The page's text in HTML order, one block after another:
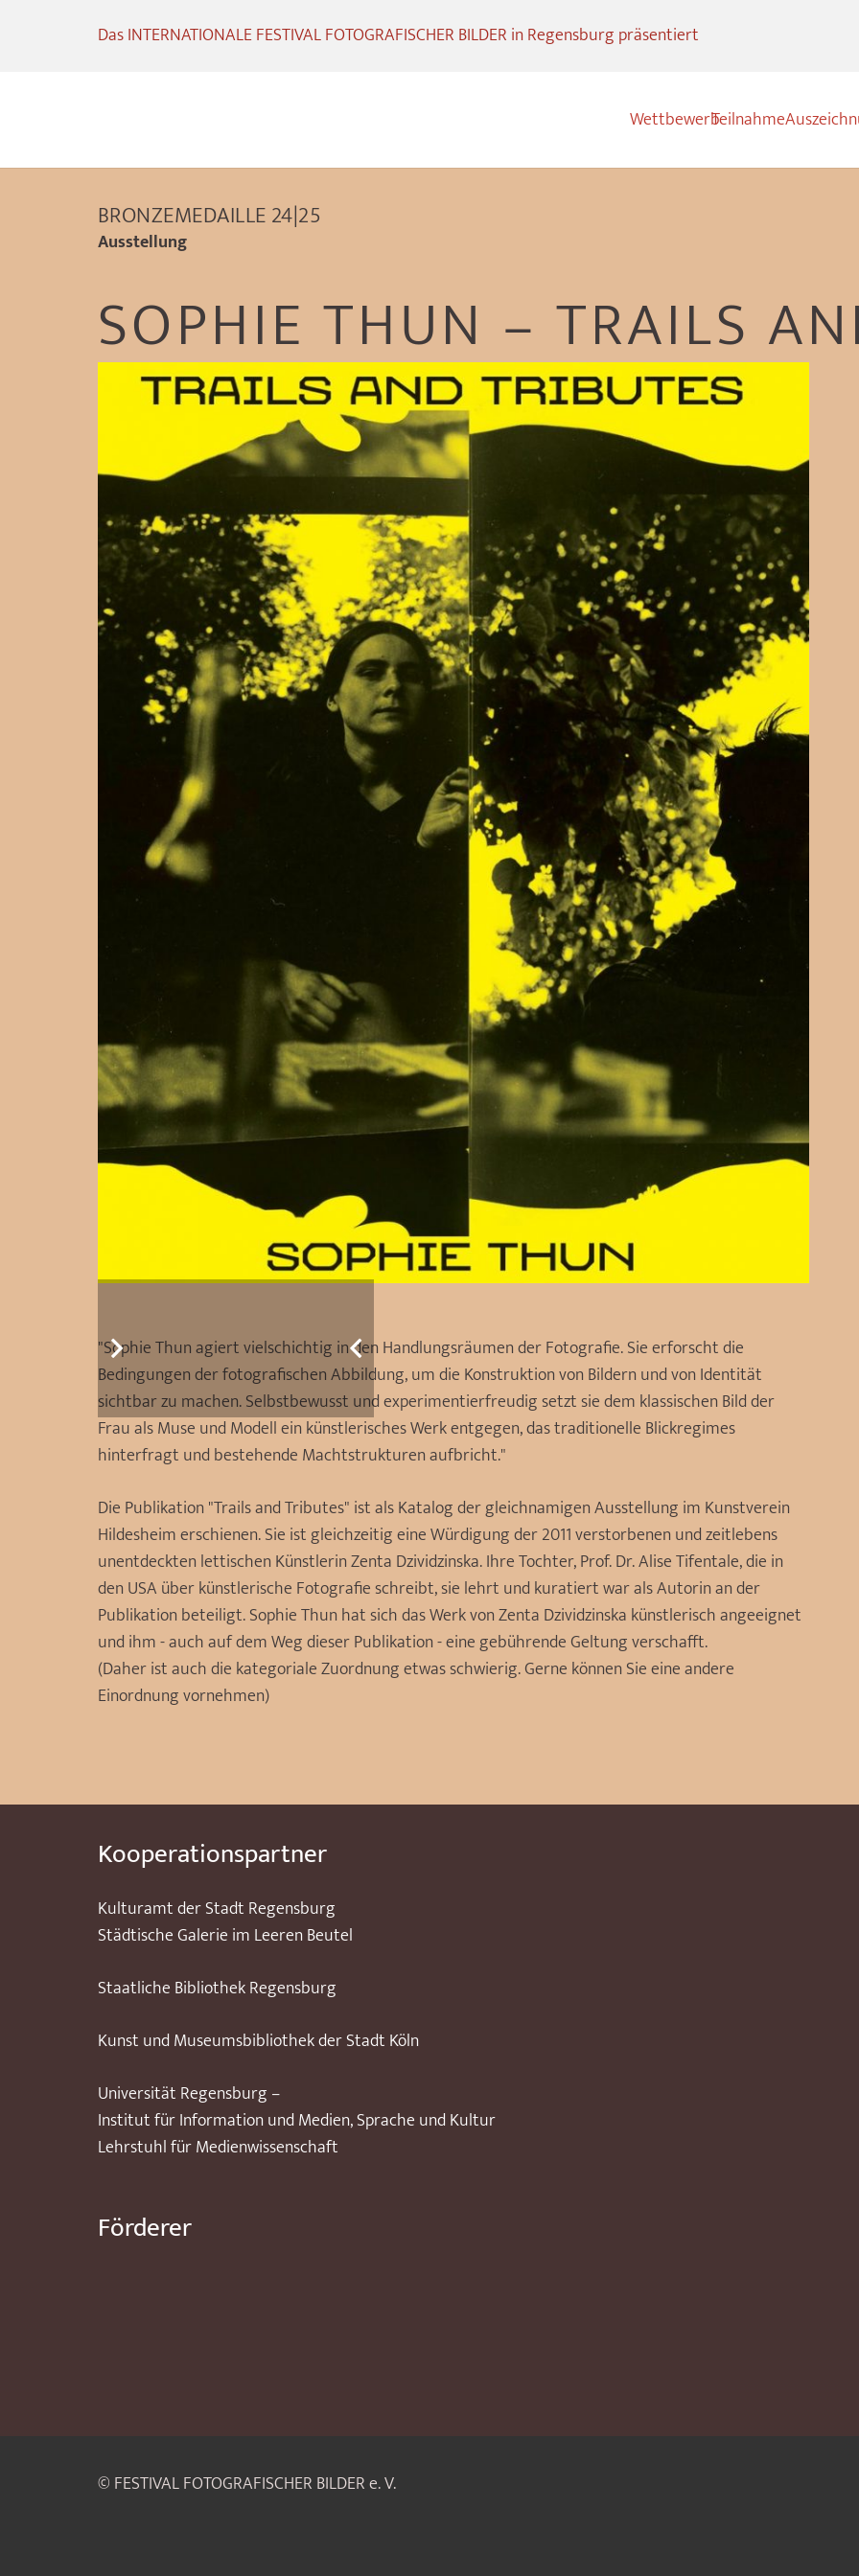
Das INTERNATIONALE FESTIVAL FOTOGRAFISCHER BILDER in Regensburg präsentiert
WettbewerbTeilnahme
BRONZEMEDAILLE 24|25
Ausstellung
SOPHIE THUN – TRAILS
"Sophie Thun agiert vielschichtig in den Handlungsräumen der Fotografie. Sie erforscht die
Bedingungen der fotografischen Abbildung, um die Konstruktion von Bildern und von Identität
sichtbar zu machen. Selbstbewusst und experimentierfreudig setzt sie dem klassischen Bild der
Frau als Muse und Modell ein künstlerisches Werk entgegen, das traditionelle Blickregimes
hinterfragt und bestehende Machtstrukturen aufbricht."
Die Publikation "Trails and Tributes" ist als Katalog der gleichnamigen Ausstellung im Kunstverein
Hildesheim erschienen. Sie ist gleichzeitig eine Würdigung der 2011 verstorbenen und zeitlebens
unentdeckten lettischen Künstlerin Zenta Dzividzinska. Ihre Tochter, Prof. Dr. Alise Tifentale, die in
den USA über künstlerische Fotografie schreibt, sie lehrt und kuratiert war als Autorin an der
Publikation beteiligt. Sophie Thun hat sich das Werk von Zenta Dzividzinska künstlerisch angeeignet
und ihm - auch auf dem Weg dieser Publikation - eine gebührende Geltung verschafft.
(Daher ist auch die kategoriale Zuordnung etwas schwierig. Gerne können Sie eine andere
Einordnung vornehmen)
Kooperationspartner
Kulturamt der Stadt Regensburg
Städtische Galerie im Leeren Beutel
Staatliche Bibliothek Regensburg
Kunst und Museumsbibliothek der Stadt Köln
Universität Regensburg –
Institut für Information und Medien, Sprache und Kultur
Lehrstuhl für Medienwissenschaft
Förderer
© FESTIVAL FOTOGRAFISCHER BILDER e. V.